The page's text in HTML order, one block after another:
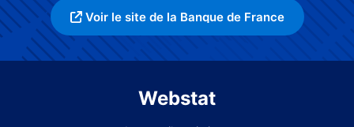
Voir le site de la Banque de France
Webstat